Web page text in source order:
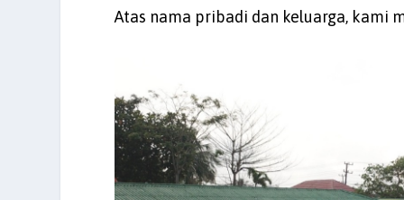
Atas nama pribadi dan keluarga, kami